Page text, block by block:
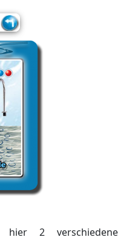
hier 2 verschiedene